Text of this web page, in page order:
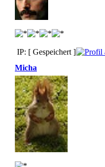
IP: [ Gespeichert ]
Micha